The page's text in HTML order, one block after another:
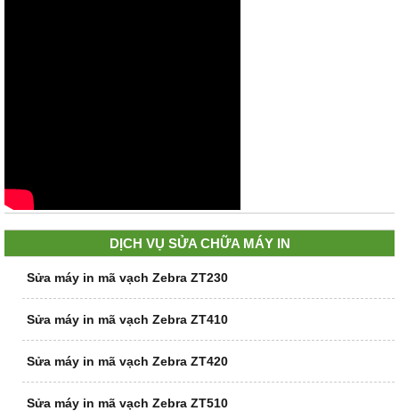
DỊCH VỤ SỬA CHỮA MÁY IN
Sửa máy in mã vạch Zebra ZT230
Sửa máy in mã vạch Zebra ZT410
Sửa máy in mã vạch Zebra ZT420
Sửa máy in mã vạch Zebra ZT510